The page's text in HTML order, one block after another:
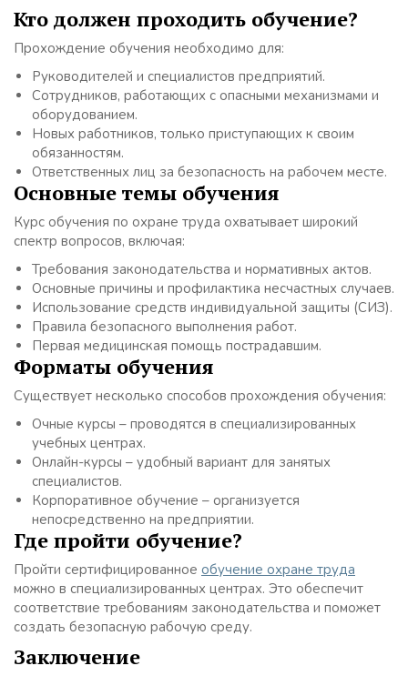
Кто должен проходить обучение?
Прохождение обучения необходимо для:
Руководителей и специалистов предприятий.
Сотрудников, работающих с опасными механизмами и
оборудованием.
Новых работников, только приступающих к своим
обязанностям.
Ответственных лиц за безопасность на рабочем месте.
Основные темы обучения
Курс обучения по охране труда охватывает широкий
спектр вопросов, включая:
Требования законодательства и нормативных актов.
Основные причины и профилактика несчастных случаев.
Использование средств индивидуальной защиты (СИЗ).
Правила безопасного выполнения работ.
Первая медицинская помощь пострадавшим.
Форматы обучения
Существует несколько способов прохождения обучения:
Очные курсы – проводятся в специализированных
учебных центрах.
Онлайн-курсы – удобный вариант для занятых
специалистов.
Корпоративное обучение – организуется
непосредственно на предприятии.
Где пройти обучение?
Пройти сертифицированное обучение охране труда
можно в специализированных центрах. Это обеспечит
соответствие требованиям законодательства и поможет
создать безопасную рабочую среду.
Заключение